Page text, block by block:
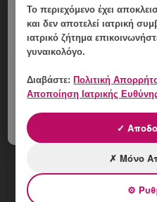
HPV πριν από
Έλεγχος Μπορεί
10 Αυγούστου, 2026
HPV πριν από
Χρειαστεί; Εξειδικευμένη
εξατομικευμένη
Το περιεχόμενο έχει
και δεν αποτελεί ιατρική
ιατρικό ζήτημα
γυναικολόγο.
Διαβάστε: Πολιτική
Αποποίηση Ιατρικής
✓
✗ Μόνο
⚙